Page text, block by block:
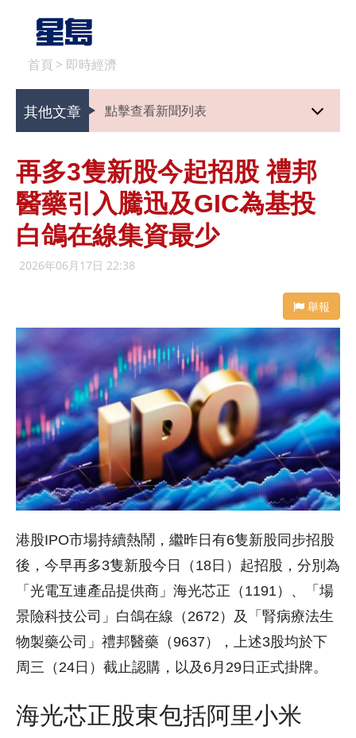
首頁 > 即時經濟
其他文章 點擊查看新聞列表
再多3隻新股今起招股 禮邦
醫藥引入騰迅及GIC為基投
白鴿在線集資最少
2026年06月17日 22:38
舉報
港股IPO市場持續熱鬧，繼昨日有6隻新股同步招股
後，今早再多3隻新股今日（18日）起招股，分別為
「光電互連產品提供商」海光芯正（1191）、「場
景險科技公司」白鴿在線（2672）及「腎病療法生
物製藥公司」禮邦醫藥（9637），上述3股均於下
周三（24日）截止認購，以及6月29日正式掛牌。
海光芯正股東包括阿里小米